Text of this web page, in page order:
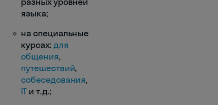
языка;
на специальные
курсах: для
общения,
путешествий,
собеседования,
ITи т.д.;